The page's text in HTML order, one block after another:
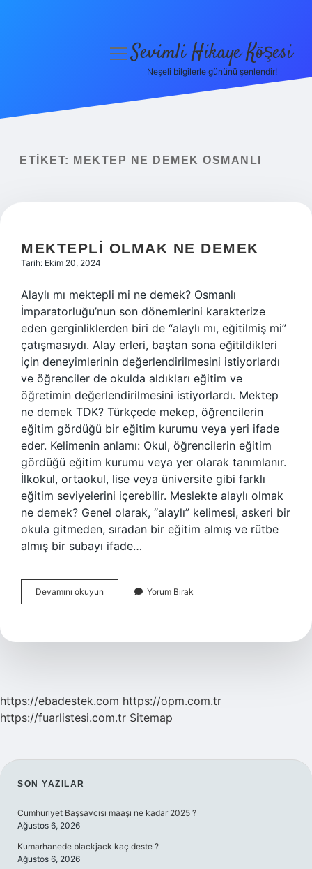
Yasal Uyarı
menüyüSevimli Hikaye Köşesi
Neşeli bilgilerle gününü şenlendir!
ETIKET: MEKTEP NE DEMEK OSMANLI
MEKTEPLI OLMAK NE DEMEK
Tarih: Ekim 20, 2024
Alaylı mı mektepli mi ne demek? Osmanlı
İmparatorluğu’nun son dönemlerini karakterize
eden gerginliklerden biri de “alaylı mı, eğitilmiş mi”
çatışmasıydı. Alay erleri, baştan sona eğitildikleri
için deneyimlerinin değerlendirilmesini istiyorlardı
ve öğrenciler de okulda aldıkları eğitim ve
öğretimin değerlendirilmesini istiyorlardı. Mektep
ne demek TDK? Türkçede mekep, öğrencilerin
eğitim gördüğü bir eğitim kurumu veya yeri ifade
eder. Kelimenin anlamı: Okul, öğrencilerin eğitim
gördüğü eğitim kurumu veya yer olarak tanımlanır.
İlkokul, ortaokul, lise veya üniversite gibi farklı
eğitim seviyelerini içerebilir. Meslekte alaylı olmak
ne demek? Genel olarak, “alaylı” kelimesi, askeri bir
okula gitmeden, sıradan bir eğitim almış ve rütbe
almış bir subayı ifade…
Devamını okuyun Mektepli
Olmak
Yorum Bırak
https://ebadestek.com https://opm.com.tr
https://fuarlistesi.com.tr Sitemap
SIDEBAR
SON YAZILAR
Cumhuriyet Başsavcısı maaşı ne kadar 2025 ?
Ağustos 6, 2026
Kumarhanede blackjack kaç deste ?
Ağustos 6, 2026